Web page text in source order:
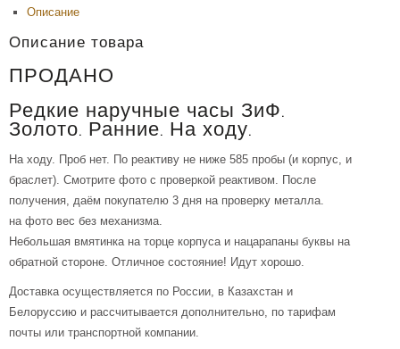
Описание
Описание товара
ПРОДАНО
Редкие наручные часы ЗиФ.
Золото. Ранние. На ходу.
На ходу. Проб нет. По реактиву не ниже 585 пробы (и корпус, и
браслет). Смотрите фото с проверкой реактивом. После
получения, даём покупателю 3 дня на проверку металла.
на фото вес без механизма.
Небольшая вмятинка на торце корпуса и нацарапаны буквы на
обратной стороне. Отличное состояние! Идут хорошо.
Доставка осуществляется по России, в Казахстан и
Белоруссию и рассчитывается дополнительно, по тарифам
почты или транспортной компании.